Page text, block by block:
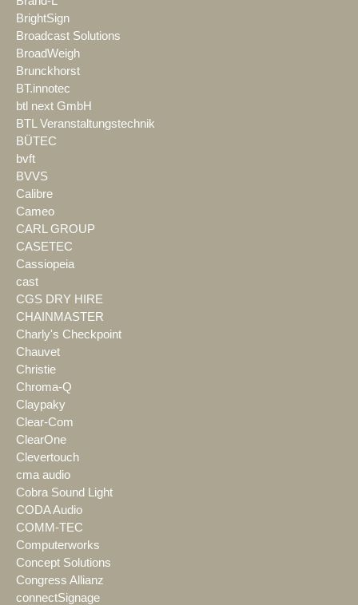
BrightSign
Broadcast Solutions
BroadWeigh
Brunckhorst
BT.innotec
btl next GmbH
BTL Veranstaltungstechnik
BÜTEC
bvft
BVVS
Calibre
Cameo
CARL GROUP
CASETEC
Cassiopeia
cast
CGS DRY HIRE
CHAINMASTER
Charly's Checkpoint
Chauvet
Christie
Chroma-Q
Claypaky
Clear-Com
ClearOne
Clevertouch
cma audio
Cobra Sound Light
CODA Audio
COMM-TEC
Computerworks
Concept Solutions
Congress Allianz
connectSignage